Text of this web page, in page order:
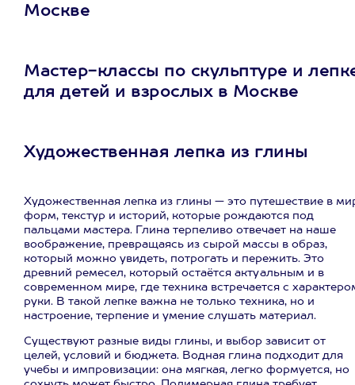
Москве
Мастер-классы по скульптуре и
для детей и взрослых в Москве
Художественная лепка из глины
Художественная лепка из глины — это путешествие в
форм, текстур и историй, которые рождаются под
пальцами мастера. Глина терпеливо отвечает на наше
воображение, превращаясь из сырой массы в образ,
который можно увидеть, потрогать и пережить. Это
древний ремесел, который остаётся актуальным и в
современном мире, где техника встречается с
руки. В такой лепке важна не только техника, но и
настроение, терпение и умение слушать материал.
Существуют разные виды глины, и выбор зависит от
целей, условий и бюджета. Водная глина подходит для
учебы и импровизации: она мягкая, легко формуется, но